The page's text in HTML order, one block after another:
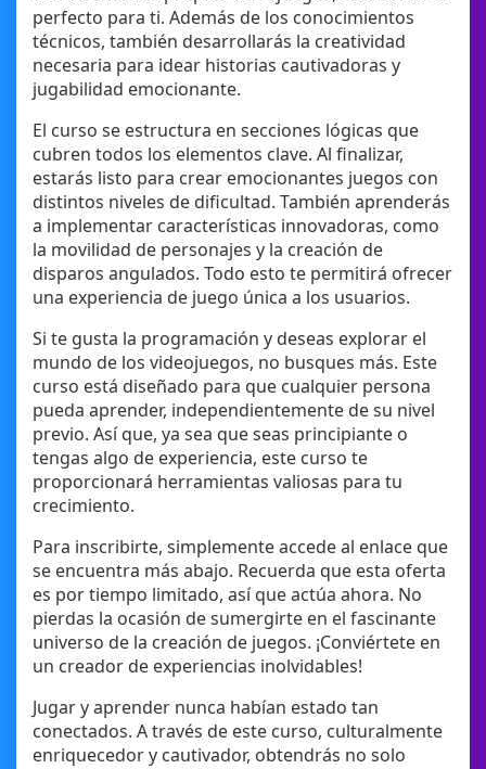
perfecto para ti. Además de los conocimientos
técnicos, también desarrollarás la creatividad
necesaria para idear historias cautivadoras y
jugabilidad emocionante.
El curso se estructura en secciones lógicas que
cubren todos los elementos clave. Al finalizar,
estarás listo para crear emocionantes juegos con
distintos niveles de dificultad. También aprenderás
a implementar características innovadoras, como
la movilidad de personajes y la creación de
disparos angulados. Todo esto te permitirá ofrecer
una experiencia de juego única a los usuarios.
Si te gusta la programación y deseas explorar el
mundo de los videojuegos, no busques más. Este
curso está diseñado para que cualquier persona
pueda aprender, independientemente de su nivel
previo. Así que, ya sea que seas principiante o
tengas algo de experiencia, este curso te
proporcionará herramientas valiosas para tu
crecimiento.
Para inscribirte, simplemente accede al enlace que
se encuentra más abajo. Recuerda que esta oferta
es por tiempo limitado, así que actúa ahora. No
pierdas la ocasión de sumergirte en el fascinante
universo de la creación de juegos. ¡Conviértete en
un creador de experiencias inolvidables!
Jugar y aprender nunca habían estado tan
conectados. A través de este curso, culturalmente
enriquecedor y cautivador, obtendrás no solo